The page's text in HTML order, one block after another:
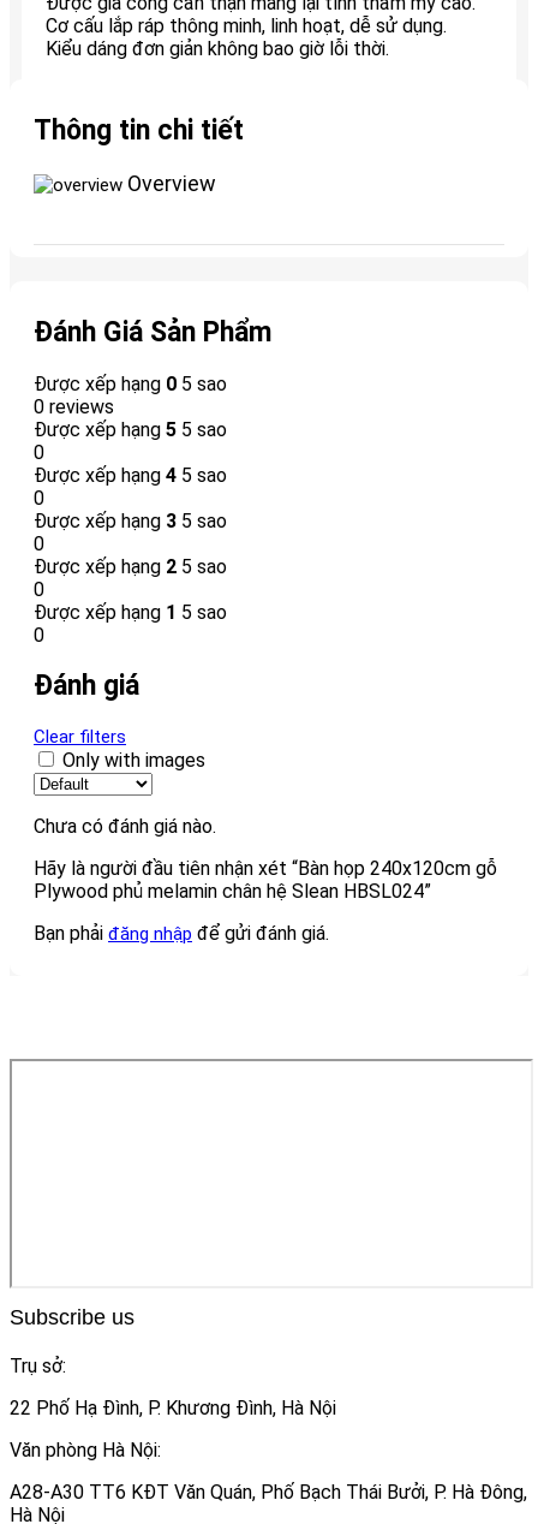
Cơ cấu lắp ráp thông minh, linh hoạt, dễ sử dụng.
Kiểu dáng đơn giản không bao giờ lỗi thời.
Thông tin chi tiết
Overview
Đánh Giá Sản Phẩm
Được xếp hạng 0 5 sao
0 reviews
Được xếp hạng 5 5 sao
0
Được xếp hạng 4 5 sao
0
Được xếp hạng 3 5 sao
0
Được xếp hạng 2 5 sao
0
Được xếp hạng 1 5 sao
0
Đánh giá
Clear filters
Only with images
Chưa có đánh giá nào.
Hãy là người đầu tiên nhận xét “Bàn họp 240x120cm gỗ
Plywood phủ melamin chân hệ Slean HBSL024”
Bạn phải đăng nhập để gửi đánh giá.
Subscribe us
Trụ sở:
22 Phố Hạ Đình, P. Khương Đình, Hà Nội
Văn phòng Hà Nội:
A28-A30 TT6 KĐT Văn Quán, Phố Bạch Thái Bưởi, P. Hà Đông,
Hà Nội